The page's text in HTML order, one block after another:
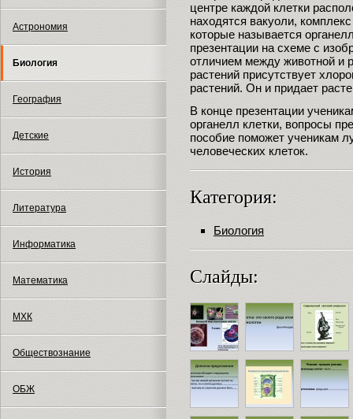
Астрономия
Биология
География
Детские
История
Литература
Информатика
Математика
МХК
Обществознание
ОБЖ
центре каждой клетки
находятся вакуоли,
которые называется
презентации на схеме с
отличием между животной и
растений присутствует
растений. Он и придает
В конце презентации
органелл клетки, вопросы
пособие поможет ученикам
человеческих клеток.
Категория:
Биология
Слайды: